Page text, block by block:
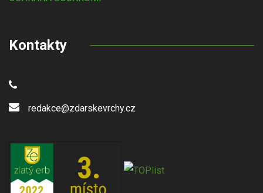
Kontakty
redakce@zdarskevrchy.cz